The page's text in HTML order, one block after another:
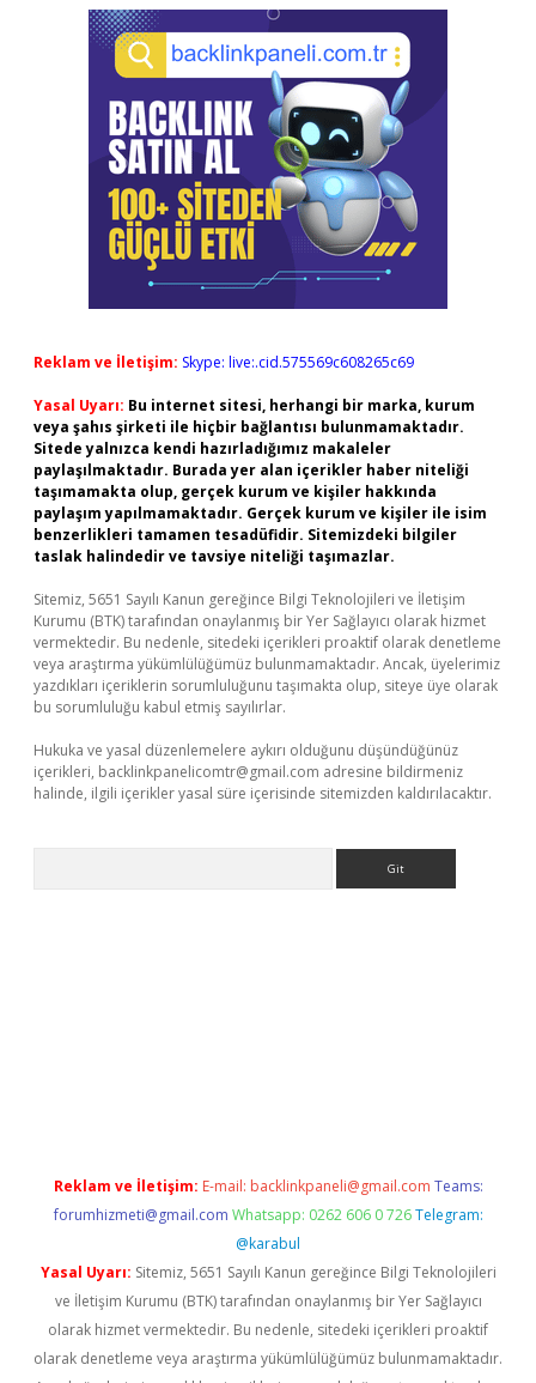
Reklam ve İletişim: Skype: live:.cid.575569c608265c69
Yasal Uyarı: Bu internet sitesi, herhangi bir marka, kurum
veya şahıs şirketi ile hiçbir bağlantısı bulunmamaktadır.
Sitede yalnızca kendi hazırladığımız makaleler
paylaşılmaktadır. Burada yer alan içerikler haber niteliği
taşımamakta olup, gerçek kurum ve kişiler hakkında
paylaşım yapılmamaktadır. Gerçek kurum ve kişiler ile isim
benzerlikleri tamamen tesadüfidir. Sitemizdeki bilgiler
taslak halindedir ve tavsiye niteliği taşımazlar.
Sitemiz, 5651 Sayılı Kanun gereğince Bilgi Teknolojileri ve İletişim
Kurumu (BTK) tarafından onaylanmış bir Yer Sağlayıcı olarak hizmet
vermektedir. Bu nedenle, sitedeki içerikleri proaktif olarak denetleme
veya araştırma yükümlülüğümüz bulunmamaktadır. Ancak, üyelerimiz
yazdıkları içeriklerin sorumluluğunu taşımakta olup, siteye üye olarak
bu sorumluluğu kabul etmiş sayılırlar.
Hukuka ve yasal düzenlemelere aykırı olduğunu düşündüğünüz
içerikleri, backlinkpanelicomtr@gmail.com adresine bildirmeniz
halinde, ilgili içerikler yasal süre içerisinde sitemizden kaldırılacaktır.
Reklam ve İletişim: E-mail: backlinkpaneli@gmail.com Teams:
forumhizmeti@gmail.com Whatsapp: 0262 606 0 726 Telegram:
@karabul
Yasal Uyarı: Sitemiz, 5651 Sayılı Kanun gereğince Bilgi Teknolojileri
ve İletişim Kurumu (BTK) tarafından onaylanmış bir Yer Sağlayıcı
olarak hizmet vermektedir. Bu nedenle, sitedeki içerikleri proaktif
olarak denetleme veya araştırma yükümlülüğümüz bulunmamaktadır.